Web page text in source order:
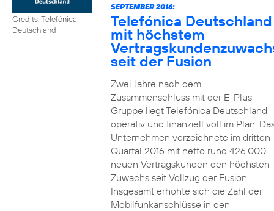
Credits: Telefónica
Deutschland
SEPTEMBER 2016:
Telefónica Deutschland
mit höchstem
seit der Fusion
Zwei Jahre nach dem
Zusammenschluss mit der E-Plus
Gruppe liegt Telefónica Deutschland
operativ und finanziell voll im Plan.
Unternehmen verzeichnete im dritten
Quartal 2016 mit netto rund 426.000
neuen Vertragskunden den höchsten
Zuwachs seit Vollzug der Fusion.
Insgesamt erhöhte sich die Zahl der
Mobilfunkanschlüsse in den